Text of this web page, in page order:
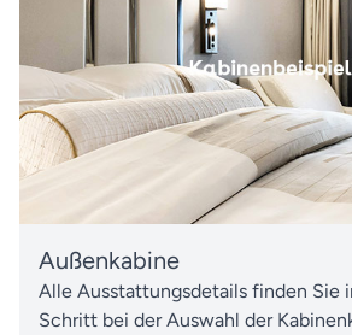
Außenkabine
Alle Ausstattungsdetails finden Sie
Schritt bei der Auswahl der